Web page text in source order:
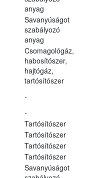
anyag
Savanyúságot
szabályozó
anyag
Csomagológáz,
habosítószer,
hajtógáz,
tartósítószer
-
-
Tartósítószer
Tartósítószer
Tartósítószer
Tartósítószer
Savanyúságot